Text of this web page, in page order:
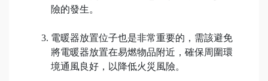
險的發生。
電暖器放置位子也是非常重要的，需該避免
將電暖器放置在易燃物品附近，確保周圍環
境通風良好，以降低火災風險。